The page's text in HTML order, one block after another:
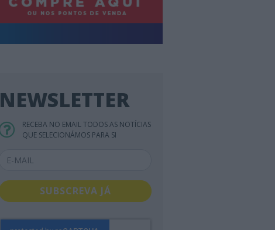
NEWSLETTER
RECEBA NO EMAIL TODOS AS NOTÍCIAS
QUE SELECIONÁMOS PARA SI
SUBSCREVA JÁ